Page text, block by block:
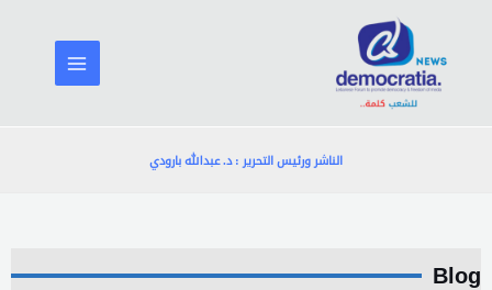
المحتوى
الناشر ورئيس التحرير : د. عبدالله بارودي
Blog